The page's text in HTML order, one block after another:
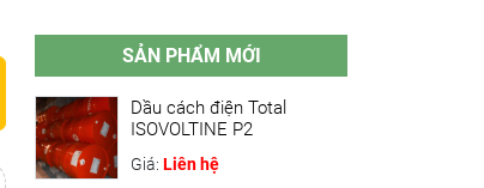
SẢN PHẨM MỚI
Dầu cách điện Total
ISOVOLTINE P2
Giá: Liên hệ